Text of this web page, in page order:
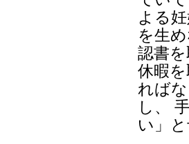
よる
を生
認書
休暇
れば
し、
い」と